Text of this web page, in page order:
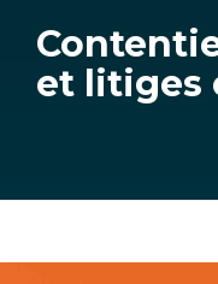
et litiges